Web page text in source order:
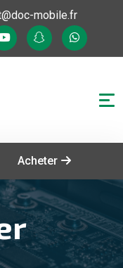
mobile.fr
Acheter